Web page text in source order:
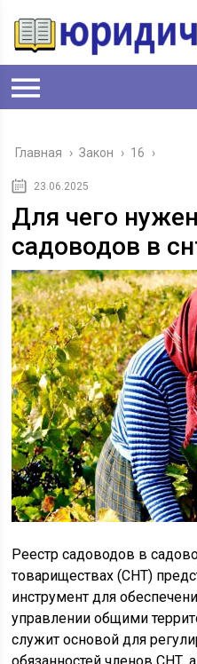
Главная › Закон › 16 ›
23.06.2025
Для чего
садоводов в
Реестр садоводов в
товариществах (СНТ)
инструмент для
управлении общими
служит основой для